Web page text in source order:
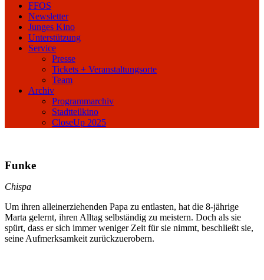
FFOS
Newsletter
Junges Kino
Unterstützung
Service
Presse
Tickets + Veranstaltungsorte
Team
Archiv
Programmarchiv
Stadtteilkino
CloseUp 2025
Funke
Chispa
Um ihren alleinerziehenden Papa zu entlasten, hat die 8-jährige
Marta gelernt, ihren Alltag selbständig zu meistern. Doch als sie
spürt, dass er sich immer weniger Zeit für sie nimmt, beschließt sie,
seine Aufmerksamkeit zurückzuerobern.